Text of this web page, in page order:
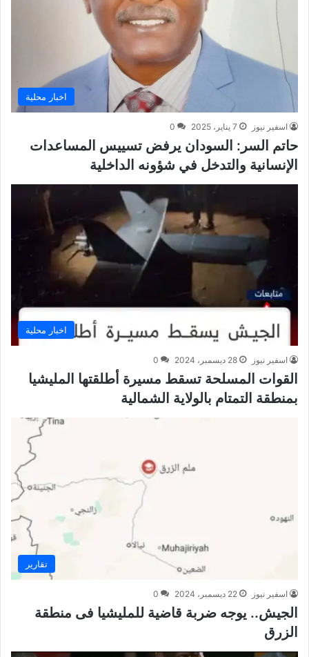
اخبار محلية
اسفير نيوز 7 يناير، 2025 0
حاتم السر: السودان يرفض تسييس المساعدات
الإنسانية والتدخل في شؤونه الداخلية
اخبار محلية
اسفير نيوز 28 ديسمبر، 2024 0
القوات المسلحة تسقط مسيرة أطلقتها المليشيا
بمنطقة التمتام بالولاية الشمالية
تقارير
اسفير نيوز 22 ديسمبر، 2024 0
الجيش.. يوجه ضربة قاضية للمليشيا فى منطقة
الزرق